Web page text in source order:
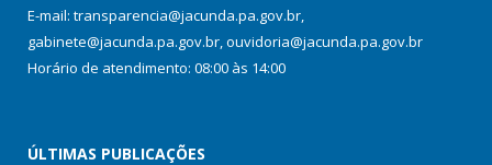
E-mail: transparencia@jacunda.pa.gov.br,
gabinete@jacunda.pa.gov.br, ouvidoria@jacunda.pa.gov.br
Horário de atendimento: 08:00 às 14:00
ÚLTIMAS PUBLICAÇÕES